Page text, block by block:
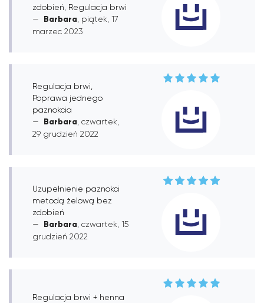
zdobień, Regulacja brwi
Barbara , piątek, 17
marzec 2023
Regulacja brwi,
Poprawa jednego
paznokcia
Barbara , czwartek,
29 grudzień 2022
Uzupełnienie paznokci
metodą żelową bez
zdobień
Barbara , czwartek, 15
grudzień 2022
Regulacja brwi + henna